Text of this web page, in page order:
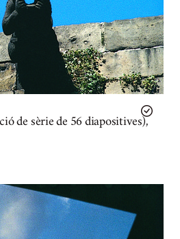
de sèrie de 56 diapositives),